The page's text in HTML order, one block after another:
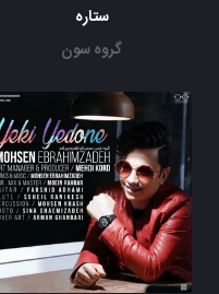
ستاره
گروه سون